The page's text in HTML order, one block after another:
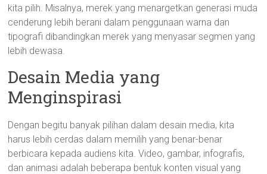
kita pilih. Misalnya, merek yang menargetkan generasi muda
cenderung lebih berani dalam penggunaan warna dan
tipografi dibandingkan merek yang menyasar segmen yang
lebih dewasa.
Desain Media yang
Menginspirasi
Dengan begitu banyak pilihan dalam desain media, kita
harus lebih cerdas dalam memilih yang benar-benar
berbicara kepada audiens kita. Video, gambar, infografis,
dan animasi adalah beberapa bentuk konten visual yang